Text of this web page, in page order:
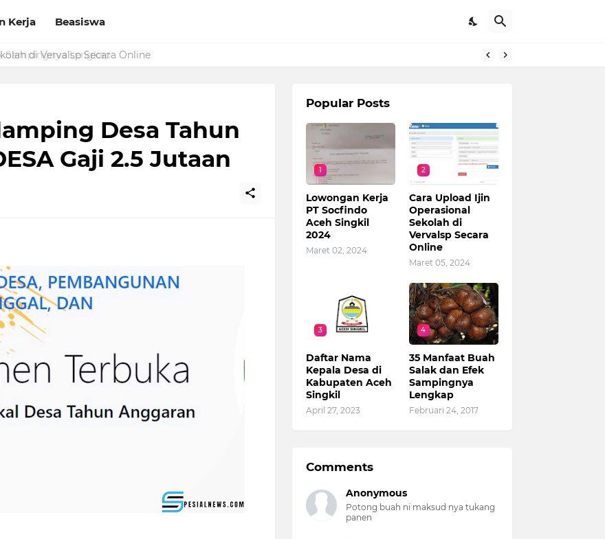
Kerja Beasiswa
di Vervalsp Secara Online
Desa Tahun
Gaji 2.5 Jutaan
Popular Posts
1
Lowongan Kerja
PT Socfindo
Aceh Singkil
2024
Maret 02, 2024
2
Cara Upload Ijin
Operasional
Sekolah di
Vervalsp Secara
Online
Maret 05, 2024
3
Daftar Nama
Kepala Desa di
Kabupaten Aceh
Singkil
April 27, 2023
4
35 Manfaat Buah
Salak dan Efek
Sampingnya
Lengkap
Februari 24, 2017
Comments
Anonymous
Potong buah ni maksud nya tukang
panen